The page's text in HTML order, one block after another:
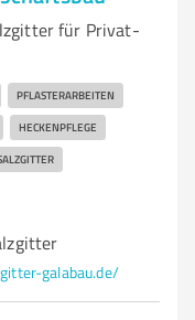
für Privat-
PFLASTERARBEITEN
HECKENPFLEGE
galabau.de/